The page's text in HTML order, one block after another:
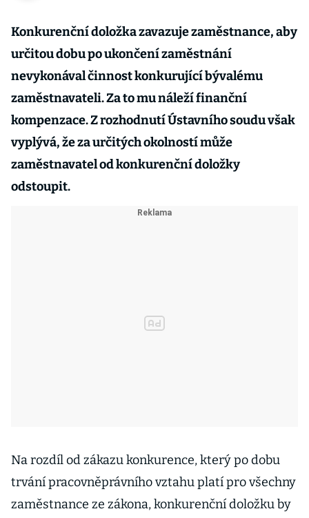
Konkurenční doložka zavazuje zaměstnance, aby
určitou dobu po ukončení zaměstnání
nevykonával činnost konkurující bývalému
zaměstnavateli. Za to mu náleží finanční
kompenzace. Z rozhodnutí Ústavního soudu však
vyplývá, že za určitých okolností může
zaměstnavatel od konkurenční doložky
odstoupit.
Na rozdíl od zákazu konkurence, který po dobu
trvání pracovněprávního vztahu platí pro všechny
zaměstnance ze zákona, konkurenční doložku by